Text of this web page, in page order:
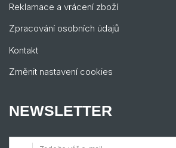
Reklamace a vrácení zboží
Zpracování osobních údajů
Kontakt
Změnit nastavení cookies
NEWSLETTER